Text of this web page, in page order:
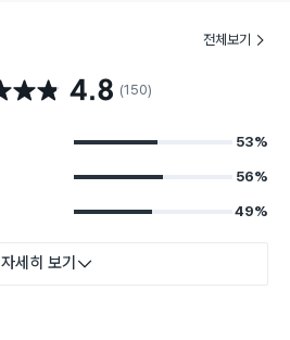
전체보기
4.8 (150)
53%
56%
49%
자세히 보기